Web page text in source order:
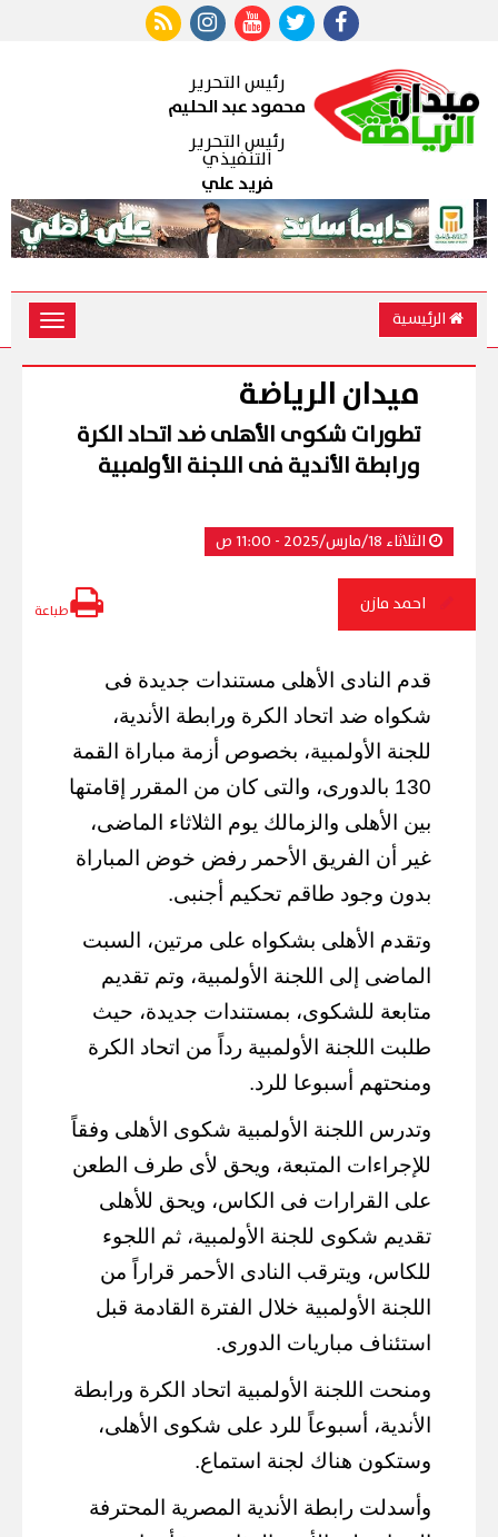
رئيس التحرير
محمود عبد الحليم
رئيس التحرير
التنفيذي
فريد علي
الرئيسية
Toggle
ميدان الرياضة
تطورات شكوى الأهلى ضد اتحاد الكرة
ورابطة الأندية فى اللجنة الأولمبية
الثلاثاء 18/مارس/2025 - 11:00 ص
احمد مازن طباعة
قدم النادى الأهلى مستندات جديدة فى
شكواه ضد اتحاد الكرة ورابطة الأندية،
للجنة الأولمبية، بخصوص أزمة مباراة القمة
130 بالدورى، والتى كان من المقرر إقامتها
بين الأهلى والزمالك يوم الثلاثاء الماضى،
غير أن الفريق الأحمر رفض خوض المباراة
بدون وجود طاقم تحكيم أجنبى.
وتقدم الأهلى بشكواه على مرتين، السبت
الماضى إلى اللجنة الأولمبية، وتم تقديم
متابعة للشكوى، بمستندات جديدة، حيث
طلبت اللجنة الأولمبية رداً من اتحاد الكرة
ومنحتهم أسبوعا للرد.
وتدرس اللجنة الأولمبية شكوى الأهلى وفقاً
للإجراءات المتبعة، ويحق لأى طرف الطعن
على القرارات فى الكاس، ويحق للأهلى
تقديم شكوى للجنة الأولمبية، ثم اللجوء
للكاس، ويترقب النادى الأحمر قراراً من
اللجنة الأولمبية خلال الفترة القادمة قبل
استئناف مباريات الدورى.
ومنحت اللجنة الأولمبية اتحاد الكرة ورابطة
الأندية، أسبوعاً للرد على شكوى الأهلى،
وستكون هناك لجنة استماع.
وأسدلت رابطة الأندية المصرية المحترفة